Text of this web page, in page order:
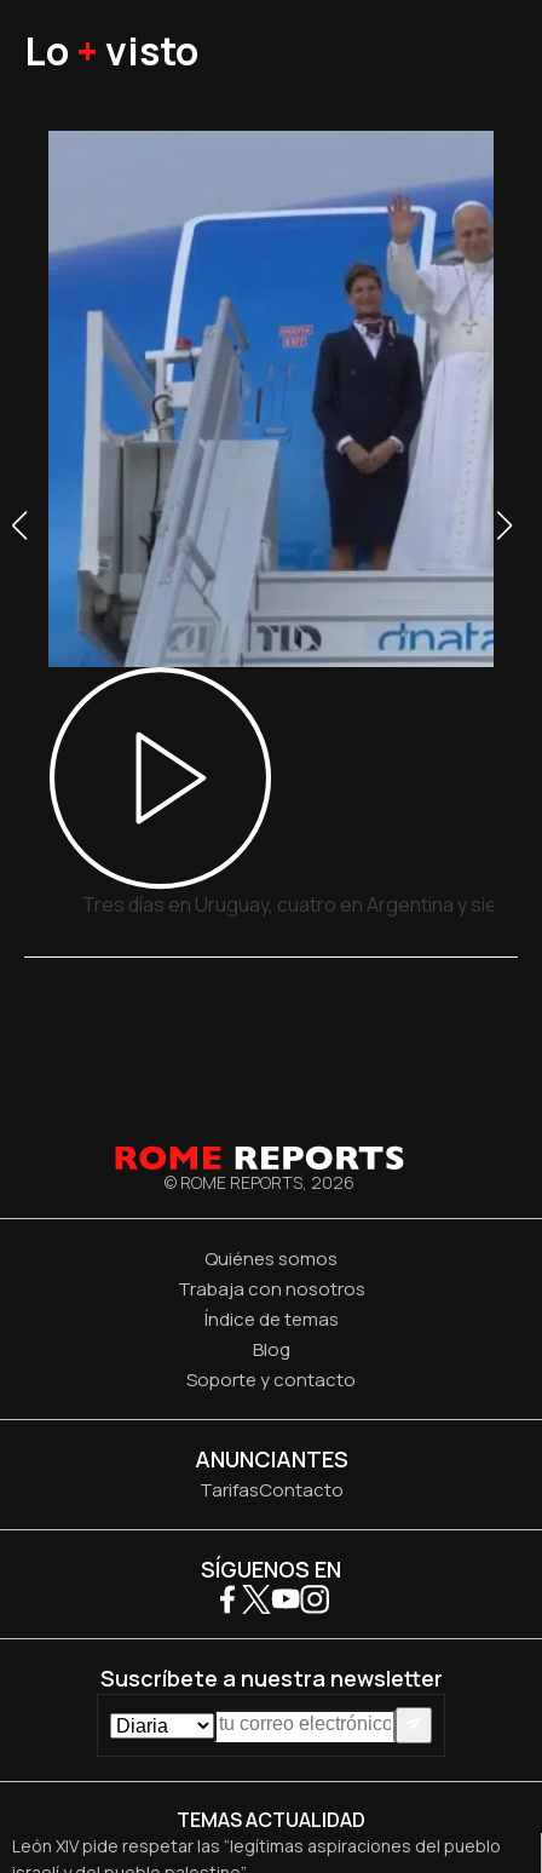
Lo +visto
Tres días en Uruguay, cuatro en Argentina y siete
© ROME REPORTS, 2026
Quiénes somos
Trabaja con nosotros
Índice de temas
Blog
Soporte y contacto
ANUNCIANTES
TarifasContacto
TEMAS ACTUALIDAD
León XIV pide respetar las “legítimas aspiraciones del pueblo
SÍGUENOS EN
Suscríbete a nuestra newsletter